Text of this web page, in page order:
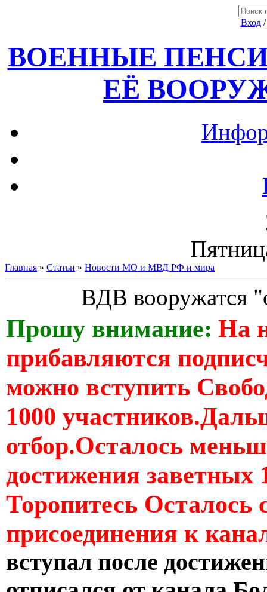
Вход
ВОЕННЫЕ
ЕЁ
Главная » Статьи » Новости МО и МВД РФ и мира
ВДВ вооружатся
Прошу внимание: На
прибавляются
можно вступить
1000
отбор.Осталось
достижения заветных
Торопитесь Осталось
присоединения к
вступал после